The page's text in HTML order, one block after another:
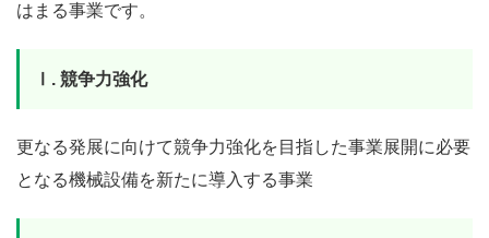
はまる事業です。
Ⅰ. 競争力強化
更なる発展に向けて競争力強化を目指した事業展開に必要
となる機械設備を新たに導入する事業